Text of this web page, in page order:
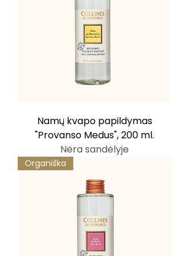
Namų kvapo papildymas
"Provanso Medus", 200 ml.
Nėra sandėlyje
Organiška